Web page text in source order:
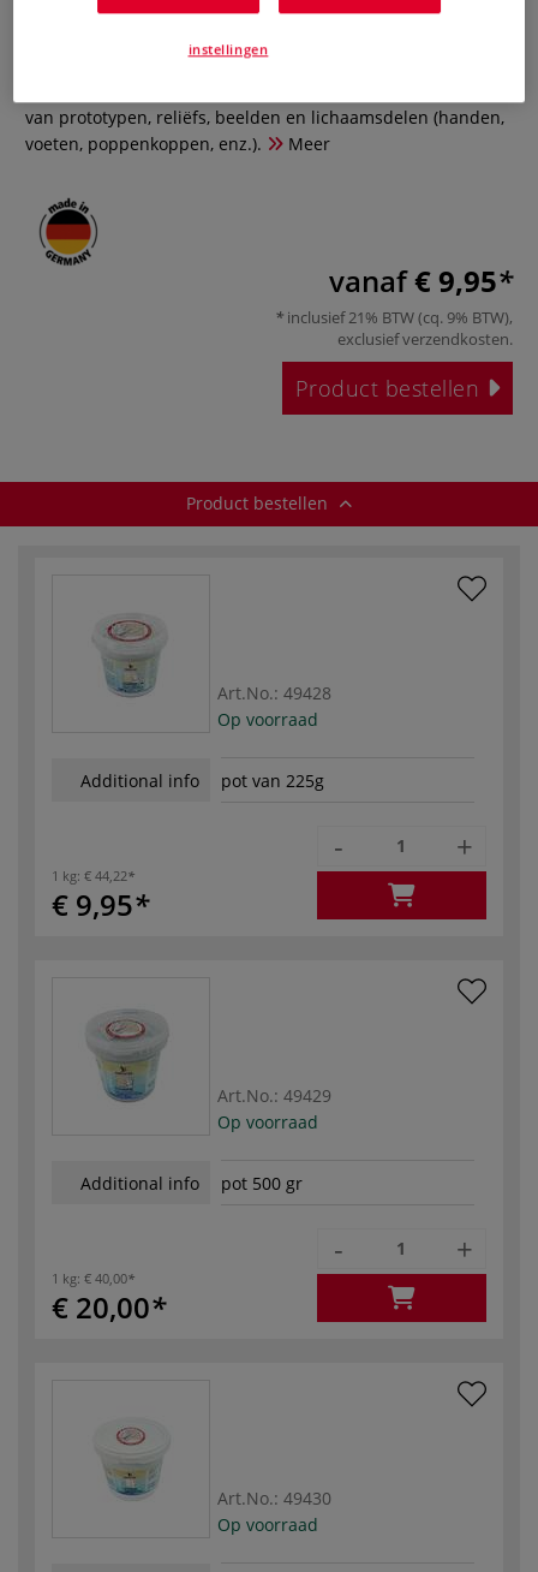
0 Beoordeling
Creaform van Artidee is een snelle afvormmassa die
van prototypen, reliëfs, beelden en lichaamsdelen (handen,
voeten, poppenkoppen, enz.).
Meer
vanaf€ 9,95
inclusief 21% BTW (cq. 9% BTW),
exclusiefverzendkosten.
Product bestellen
Product bestellen
Art.No.: 49428
Op voorraad
Additional info pot van 225g
1 kg: € 44,22
€ 9,95
- +
Art.No.: 49429
Op voorraad
Additional info pot 500 gr
1 kg: € 40,00
€ 20,00
- +
Art.No.: 49430
Op voorraad
instellingen